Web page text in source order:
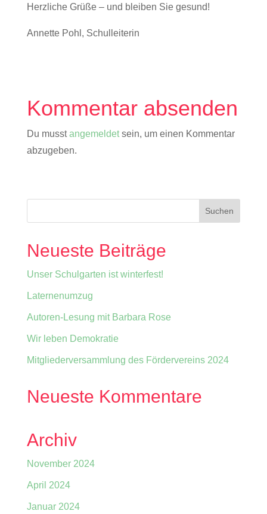
Herzliche Grüße – und bleiben Sie gesund!
Annette Pohl, Schulleiterin
Kommentar absenden
Du musstangemeldetsein, um einen Kommentar
abzugeben.
Neueste Beiträge
Unser Schulgarten ist winterfest!
Laternenumzug
Autoren-Lesung mit Barbara Rose
Wir leben Demokratie
Mitgliederversammlung des Fördervereins 2024
Neueste Kommentare
Archiv
November 2024
April 2024
Januar 2024